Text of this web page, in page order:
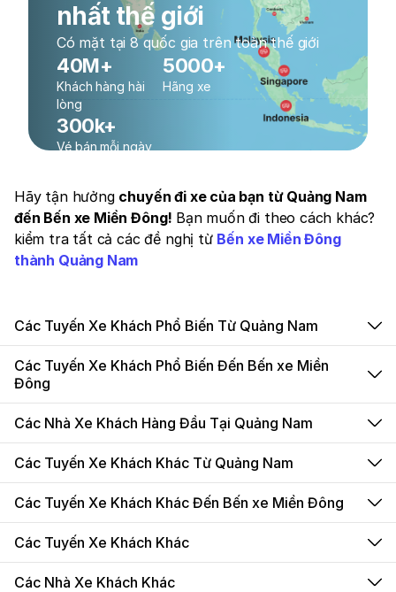
nhất thế giới
Có mặt tại 8 quốc gia trên toàn thế giới
40M+
Khách hàng hài
lòng
5000+
Hãng xe
300k+
Vé bán mỗi ngày
Hãy tận hưởng chuyến đi xe của bạn từ Quảng Nam
đến Bến xe Miền Đông! Bạn muốn đi theo cách khác?
kiểm tra tất cả các đề nghị từ Bến xe Miền Đông
thành Quảng Nam
Các Tuyến Xe Khách Phổ Biến Từ Quảng Nam
Các Tuyến Xe Khách Phổ Biến Đến Bến xe Miền
Đông
Các Nhà Xe Khách Hàng Đầu Tại Quảng Nam
Các Tuyến Xe Khách Khác Từ Quảng Nam
Các Tuyến Xe Khách Khác Đến Bến xe Miền Đông
Các Tuyến Xe Khách Khác
Các Nhà Xe Khách Khác